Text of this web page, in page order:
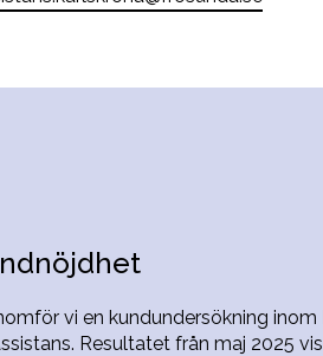
vi en kundundersökning inom
Resultatet från maj 2025